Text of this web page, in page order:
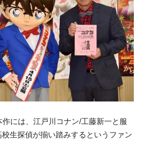
には、江戸川コナン/工藤新一と服
生探偵が揃い踏みするというファン